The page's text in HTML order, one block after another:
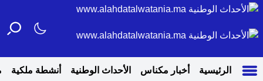
الرئيسية أخبار مكناس الأحداث الوطنية أنشطة ملكية